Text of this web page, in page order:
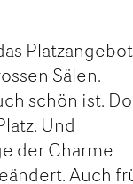
Platzangebot
Sälen.
schön ist.
Und
der Charme
Auch